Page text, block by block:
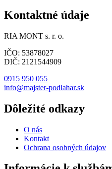
Kontaktné údaje
RIA MONT s. r. o.
IČO: 53878027
DIČ: 2121544909
0915 950 055
info@majster-podlahar.sk
Dôležité odkazy
O nás
Kontakt
Ochrana osobných údajov